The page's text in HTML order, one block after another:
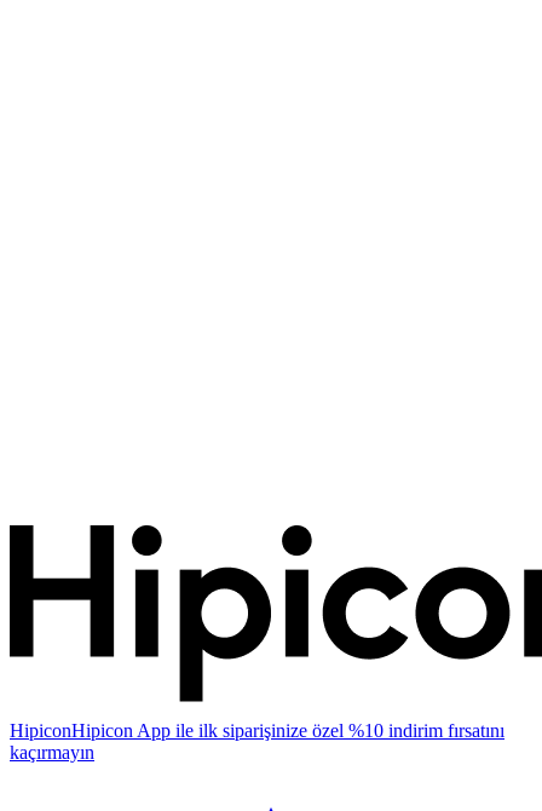
HipiconHipicon App ile ilk siparişinize özel %10 indirim fırsatını
kaçırmayın